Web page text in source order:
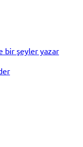
bir şeyler yazar